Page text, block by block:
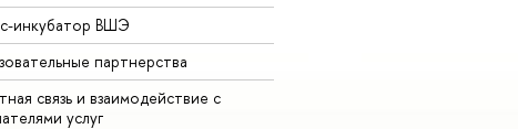
инкубатор ВШЭ
партнерства
связь и взаимодействие с
услуг